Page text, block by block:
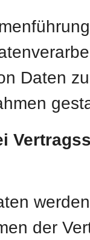
Daten
der